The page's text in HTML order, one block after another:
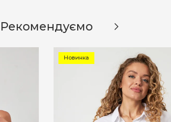
Рекомендуємо Далі
Новинка